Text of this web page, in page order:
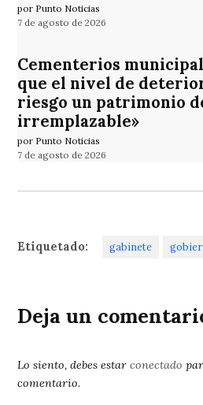
por Punto Noticias
7 de agosto de 2026
Cementerios
que el nivel de
riesgo un patrimonio
irremplazable»
por Punto Noticias
7 de agosto de 2026
Etiquetado: gabinete
Deja un
Lo siento, debes estarconectado
comentario.